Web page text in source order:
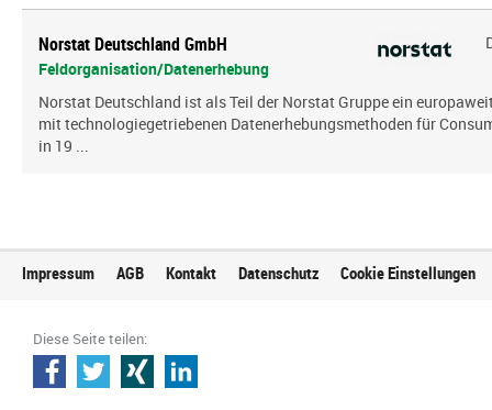
Norstat Deutschland GmbH
Feldorganisation/Datenerhebung
Norstat Deutschland ist als Teil der Norstat Gruppe ein
mit technologiegetriebenen Datenerhebungsmethoden für
in 19 ...
Impressum AGB Kontakt Datenschutz Cookie Einstellungen
Diese Seite teilen: